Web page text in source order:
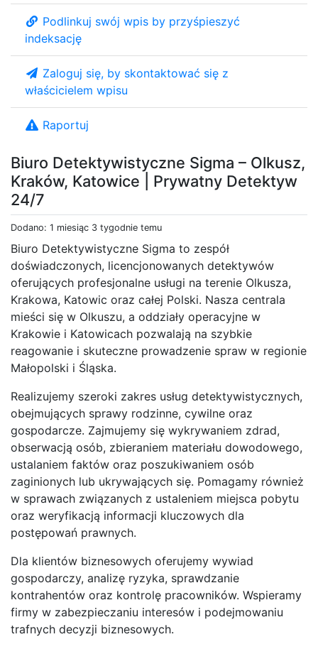
Biuro Detektywistyczne Sigma – Olkusz,
Kraków, Katowice | Prywatny Detektyw
24/7
Dodano: 1 miesiąc 3 tygodnie temu
Biuro Detektywistyczne Sigma to zespół
doświadczonych, licencjonowanych detektywów
oferujących profesjonalne usługi na terenie Olkusza,
Krakowa, Katowic oraz całej Polski. Nasza centrala
mieści się w Olkuszu, a oddziały operacyjne w
Krakowie i Katowicach pozwalają na szybkie
reagowanie i skuteczne prowadzenie spraw w regionie
Małopolski i Śląska.
Realizujemy szeroki zakres usług detektywistycznych,
obejmujących sprawy rodzinne, cywilne oraz
gospodarcze. Zajmujemy się wykrywaniem zdrad,
obserwacją osób, zbieraniem materiału dowodowego,
ustalaniem faktów oraz poszukiwaniem osób
zaginionych lub ukrywających się. Pomagamy również
w sprawach związanych z ustaleniem miejsca pobytu
oraz weryfikacją informacji kluczowych dla
postępowań prawnych.
Dla klientów biznesowych oferujemy wywiad
gospodarczy, analizę ryzyka, sprawdzanie
kontrahentów oraz kontrolę pracowników. Wspieramy
firmy w zabezpieczaniu interesów i podejmowaniu
trafnych decyzji biznesowych.
Podlinkuj swój wpis by przyśpieszyć
indeksację
Zaloguj się, by skontaktować się z
właścicielem wpisu
Raportuj